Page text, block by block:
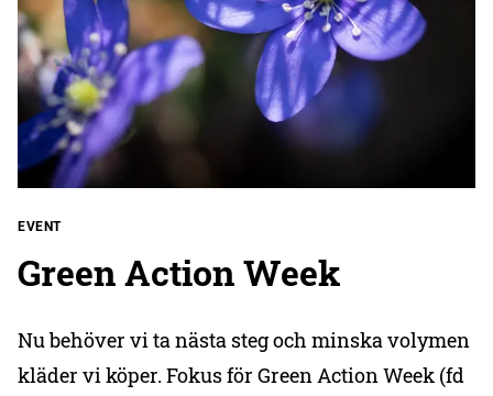
EVENT
Green Action Week
Nu behöver vi ta nästa steg och minska volymen
kläder vi köper. Fokus för Green Action Week (fd